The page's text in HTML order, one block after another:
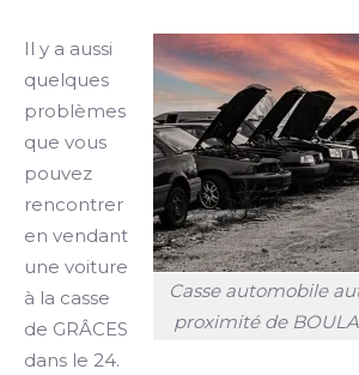
Casse automobile
proximité de
Il y a aussi
quelques
problèmes
que vous
pouvez
rencontrer
en vendant
une voiture
à la casse
de GRÂCES
dans le 24.